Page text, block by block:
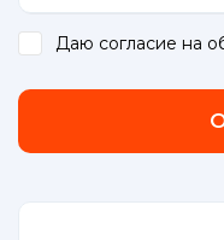
Даю согласие на